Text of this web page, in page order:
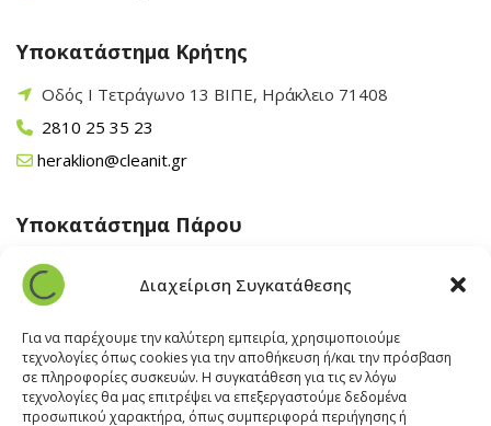
Διαχείριση Συγκατάθεσης
Για να παρέχουμε την καλύτερη εμπειρία, χρησιμοποιούμε
τεχνολογίες όπως cookies για την αποθήκευση ή/και την πρόσβαση
σε πληροφορίες συσκευών. Η συγκατάθεση για τις εν λόγω
τεχνολογίες θα μας επιτρέψει να επεξεργαστούμε δεδομένα
προσωπικού χαρακτήρα, όπως συμπεριφορά περιήγησης ή
Υποκατάστημα Κρήτης
Οδός Ι Τετράγωνο 13 ΒΙΠΕ, Ηράκλειο 71408
2810 25 35 23
heraklion@cleanit.gr
Υποκατάστημα Πάρου
Άγιος Βλάσης Αρχίλοχος, Πάρος 84400
22840 43 163
paros@cleanit.gr
Υποκατάστημα Σαντορίνης